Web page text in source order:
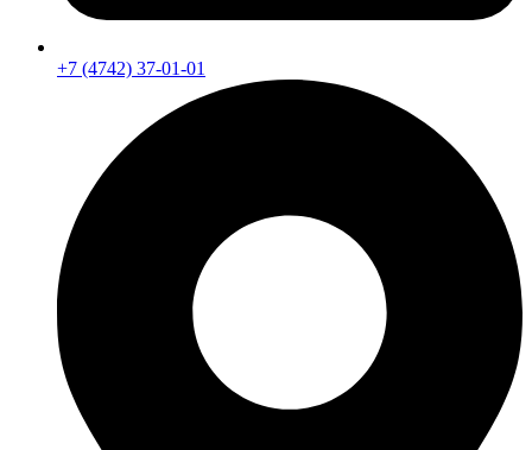
+7 (4742) 37-01-01